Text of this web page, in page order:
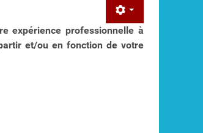
expérience professionnelle à
et/ou en fonction de votre